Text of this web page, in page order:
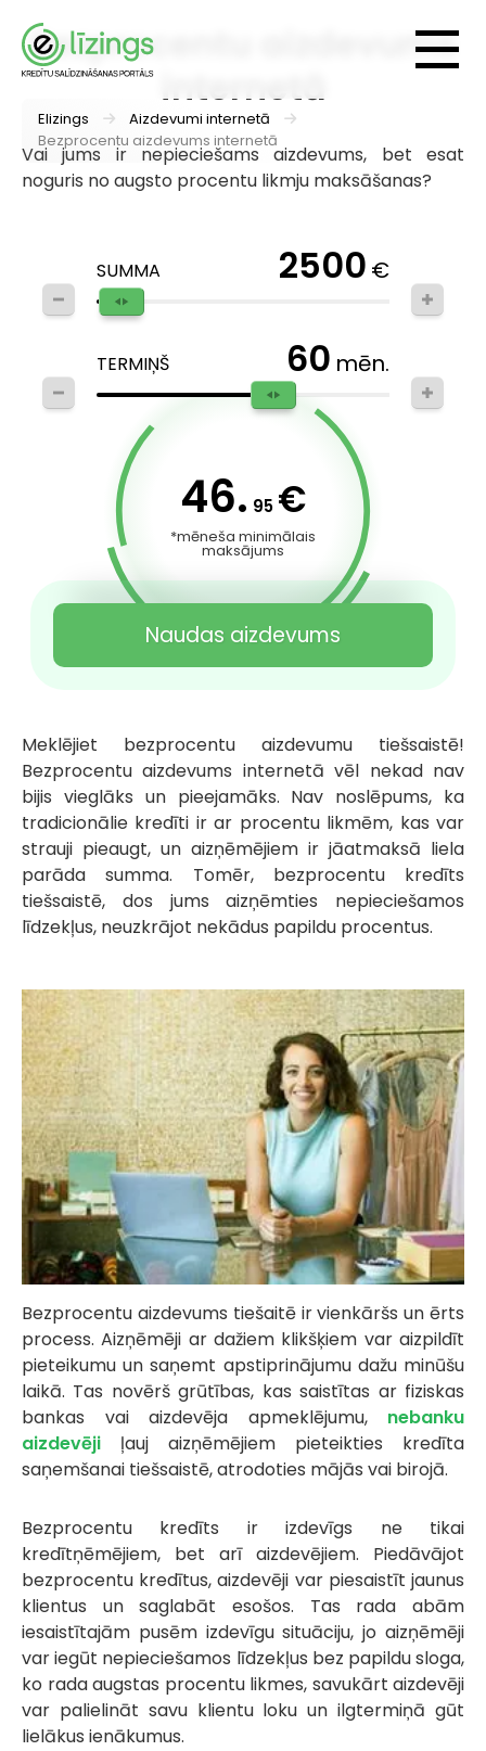
Elizings
Aizdevumi internetā
Bezprocentu aizdevums internetā
Bezprocentu aizdevums
internetā
Vai jums ir nepieciešams aizdevums, bet esat
noguris no augsto procentu likmju maksāšanas?
SUMMA 2500 €
TERMIŅŠ 60 mēn.
46. 95 €
*mēneša minimālais
maksājums
Naudas aizdevums
Meklējiet bezprocentu aizdevumu tiešsaistē!
Bezprocentu aizdevums internetā vēl nekad nav
bijis vieglāks un pieejamāks. Nav noslēpums, ka
tradicionālie kredīti ir ar procentu likmēm, kas var
strauji pieaugt, un aizņēmējiem ir jāatmaksā liela
parāda summa. Tomēr, bezprocentu kredīts
tiešsaistē, dos jums aizņēmties nepieciešamos
līdzekļus, neuzkrājot nekādus papildu procentus.
Bezprocentu aizdevums tiešaitē ir vienkāršs un ērts
process. Aizņēmēji ar dažiem klikšķiem var aizpildīt
pieteikumu un saņemt apstiprinājumu dažu minūšu
laikā. Tas novērš grūtības, kas saistītas ar fiziskas
bankas vai aizdevēja apmeklējumu, nebanku
aizdevēji ļauj aizņēmējiem pieteikties kredīta
saņemšanai tiešsaistē, atrodoties mājās vai birojā.
Bezprocentu kredīts ir izdevīgs ne tikai
kredītņēmējiem, bet arī aizdevējiem. Piedāvājot
bezprocentu kredītus, aizdevēji var piesaistīt jaunus
klientus un saglabāt esošos. Tas rada abām
iesaistītajām pusēm izdevīgu situāciju, jo aizņēmēji
var iegūt nepieciešamos līdzekļus bez papildu sloga,
ko rada augstas procentu likmes, savukārt aizdevēji
var palielināt savu klientu loku un ilgtermiņā gūt
lielākus ienākumus.